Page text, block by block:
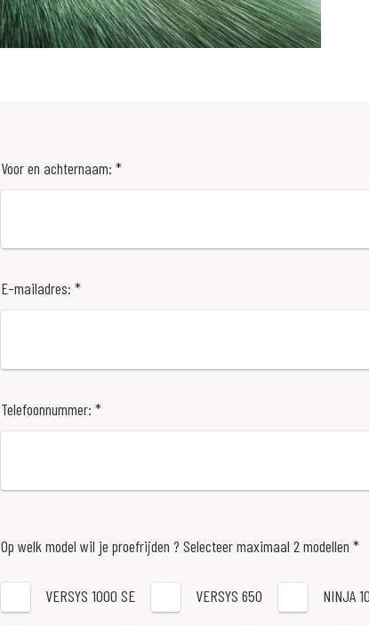
Voor en achternaam: *
E-mailadres: *
Telefoonnummer: *
Op welk model wil je proefrijden ? Selecteer maximaal 2 modellen *
VERSYS 1000 SE VERSYS 650 NINJA